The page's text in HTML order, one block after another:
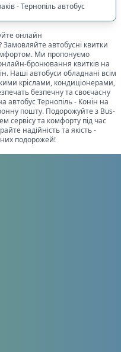
- Тернопіль автобус
онлайн
Замовляйте автобусні квитки
Ми пропонуємо
бронювання квитків на
. Наші автобуси обладнані всім
кріслами, кондиціонерами,
безпечну та своєчасну
автобусТернопіль- Конін на
пошту. Подорожуйте з Bus-
сервісу та комфорту під час
надійність та якість -
подорожей!